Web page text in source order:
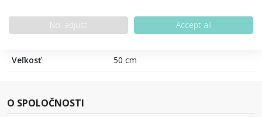
No, adjust Accept all
Výrobca
Zlatnictvo.sk
Veľkosť
50 cm
O SPOLOČNOSTI